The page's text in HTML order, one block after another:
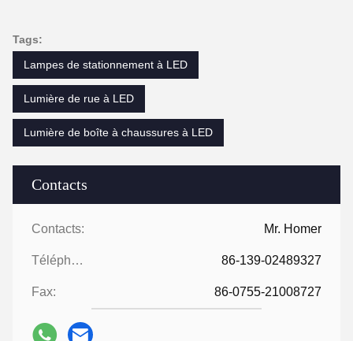
Contacts
Contacts: Mr. Homer
Téléphone: 86-139-02489327
Fax: 86-0755-21008727
Tags:
Lampes de stationnement à LED
Lumière de rue à LED
Lumière de boîte à chaussures à LED